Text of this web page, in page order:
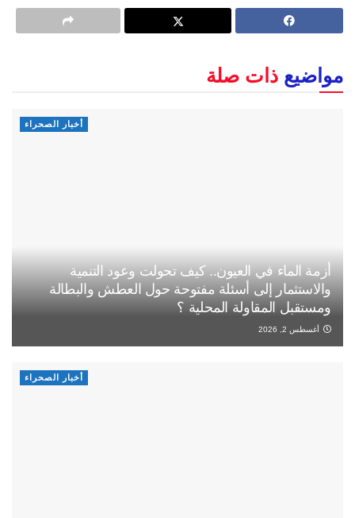
مواضيع ذات صلة
أخبار الصحراء
أزمة الماء في العيون.. كيف تحولت وعود التنمية
والاستثمار إلى أسئلة مفتوحة حول العطش والبطالة
ومستقبل المقاولة المحلية ؟
أغسطس 2, 2026
أخبار الصحراء